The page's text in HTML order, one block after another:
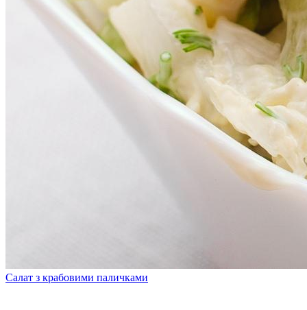
Салат з крабовими паличками